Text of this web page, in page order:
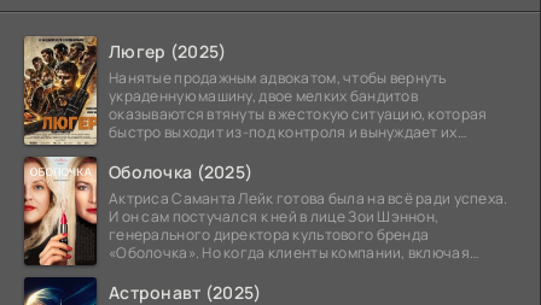
Люгер (2025)
Нанятые продажным адвокатом, чтобы вернуть
украденную машину, двое мелких бандитов
оказываются втянуты в жестокую ситуацию, которая
быстро выходит из-под контроля и вынуждает их
Оболочка (2025)
Актриса Саманта Лейк готова была на всё ради успеха.
И он сам постучался к ней в лице Зои Шэннон,
генерального директора культового бренда
«Оболочка». Но когда клиенты компании, включая
Астронавт (2025)